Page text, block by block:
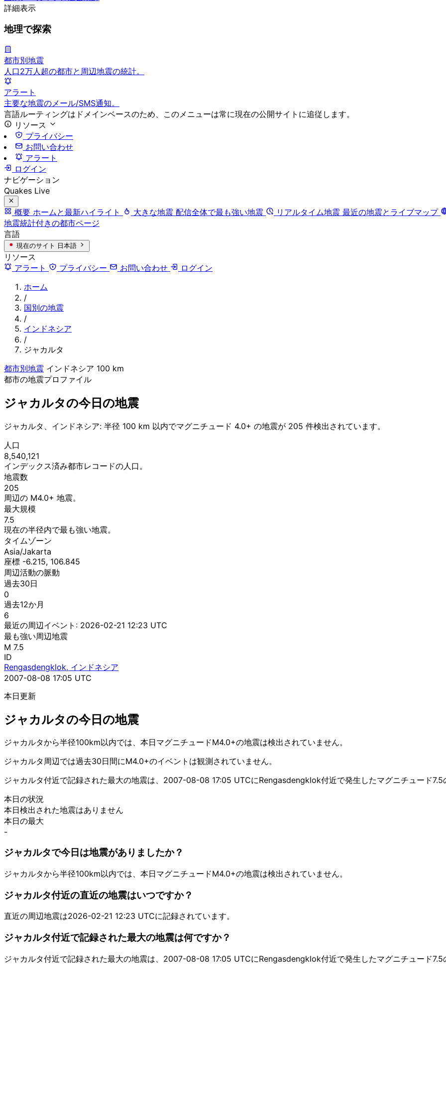
詳細表示
地理で探索
都市別地震
人口2万人超の都市と周辺地震の統計。
アラート
主要な地震のメール/SMS通知。
言語ルーティングはドメインベースのため、このメニューは常に現在の公開サイトに追従します。
リソース
プライバシー
お問い合わせ
アラート
ログイン
ナビゲーション
Quakes Live
概要 ホームと最新ハイライト 大きな地震 配信全体で最も強い地震 リアルタイム地震 最近の地震とライブマップ
地震統計付きの都市ページ
言語
現在のサイト 日本語
リソース
アラート
プライバシー お問い合わせ
ログイン
ホーム
/
国別の地震
/
インドネシア
/
ジャカルタ
都市別地震 インドネシア 100 km
都市の地震プロファイル
ジャカルタの今日の地震
ジャカルタ、インドネシア: 半径 100 km 以内でマグニチュード 4.0+ の地震が 205 件検出されています。
人口
8,540,121
インデックス済み都市レコードの人口。
地震数
205
周辺の M4.0+ 地震。
最大規模
7.5
現在の半径内で最も強い地震。
タイムゾーン
Asia/Jakarta
座標 -6.215, 106.845
周辺活動の脈動
過去30日
0
過去12か月
6
最近の周辺イベント: 2026-02-21 12:23 UTC
最も強い周辺地震
M 7.5
ID
Rengasdengklok, インドネシア
2007-08-08 17:05 UTC
本日更新
ジャカルタの今日の地震
ジャカルタから半径100km以内では、本日マグニチュードM4.0+の地震は検出されていません。
ジャカルタ周辺では過去30日間にM4.0+のイベントは観測されていません。
ジャカルタ付近で記録された最大の地震は、2007-08-08 17:05 UTCにRengasdengklok付近で発生したマグニチュード7.5
本日の状況
本日検出された地震はありません
本日の最大
-
ジャカルタで今日は地震がありましたか？
ジャカルタから半径100km以内では、本日マグニチュードM4.0+の地震は検出されていません。
ジャカルタ付近の直近の地震はいつですか？
直近の周辺地震は2026-02-21 12:23 UTCに記録されています。
ジャカルタ付近で記録された最大の地震は何ですか？
ジャカルタ付近で記録された最大の地震は、2007-08-08 17:05 UTCにRengasdengklok付近で発生したマグニチュード7.5